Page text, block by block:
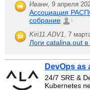
Иванн, 9 апреля
Ассоциация
собрание
1
Kiri11.ADV1, 7
Логи catalina.out
DevOps as
24/7 SRE &
Kubernetes